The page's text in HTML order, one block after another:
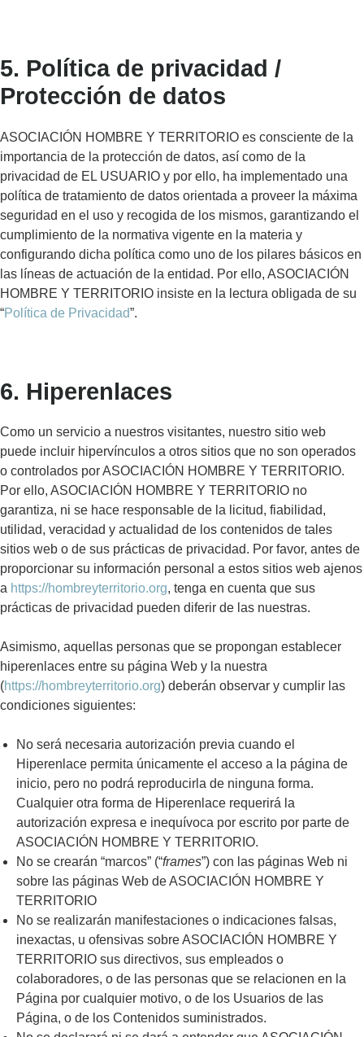
5. Política de privacidad /
Protección de datos
ASOCIACIÓN HOMBRE Y TERRITORIO es consciente de la
importancia de la protección de datos, así como de la
privacidad de EL USUARIO y por ello, ha implementado una
política de tratamiento de datos orientada a proveer la máxima
seguridad en el uso y recogida de los mismos, garantizando el
cumplimiento de la normativa vigente en la materia y
configurando dicha política como uno de los pilares básicos en
las líneas de actuación de la entidad. Por ello, ASOCIACIÓN
HOMBRE Y TERRITORIO insiste en la lectura obligada de su
“Política de Privacidad”.
6. Hiperenlaces
Como un servicio a nuestros visitantes, nuestro sitio web
puede incluir hipervínculos a otros sitios que no son operados
o controlados por ASOCIACIÓN HOMBRE Y TERRITORIO.
Por ello, ASOCIACIÓN HOMBRE Y TERRITORIO no
garantiza, ni se hace responsable de la licitud, fiabilidad,
utilidad, veracidad y actualidad de los contenidos de tales
sitios web o de sus prácticas de privacidad. Por favor, antes de
proporcionar su información personal a estos sitios web ajenos
a https://hombreyterritorio.org, tenga en cuenta que sus
prácticas de privacidad pueden diferir de las nuestras.
Asimismo, aquellas personas que se propongan establecer
hiperenlaces entre su página Web y la nuestra
(https://hombreyterritorio.org) deberán observar y cumplir las
condiciones siguientes:
No será necesaria autorización previa cuando el
Hiperenlace permita únicamente el acceso a la página de
inicio, pero no podrá reproducirla de ninguna forma.
Cualquier otra forma de Hiperenlace requerirá la
autorización expresa e inequívoca por escrito por parte de
ASOCIACIÓN HOMBRE Y TERRITORIO.
No se crearán “marcos” (“frames”) con las páginas Web ni
sobre las páginas Web de ASOCIACIÓN HOMBRE Y
TERRITORIO
No se realizarán manifestaciones o indicaciones falsas,
inexactas, u ofensivas sobre ASOCIACIÓN HOMBRE Y
TERRITORIO sus directivos, sus empleados o
colaboradores, o de las personas que se relacionen en la
Página por cualquier motivo, o de los Usuarios de las
Página, o de los Contenidos suministrados.